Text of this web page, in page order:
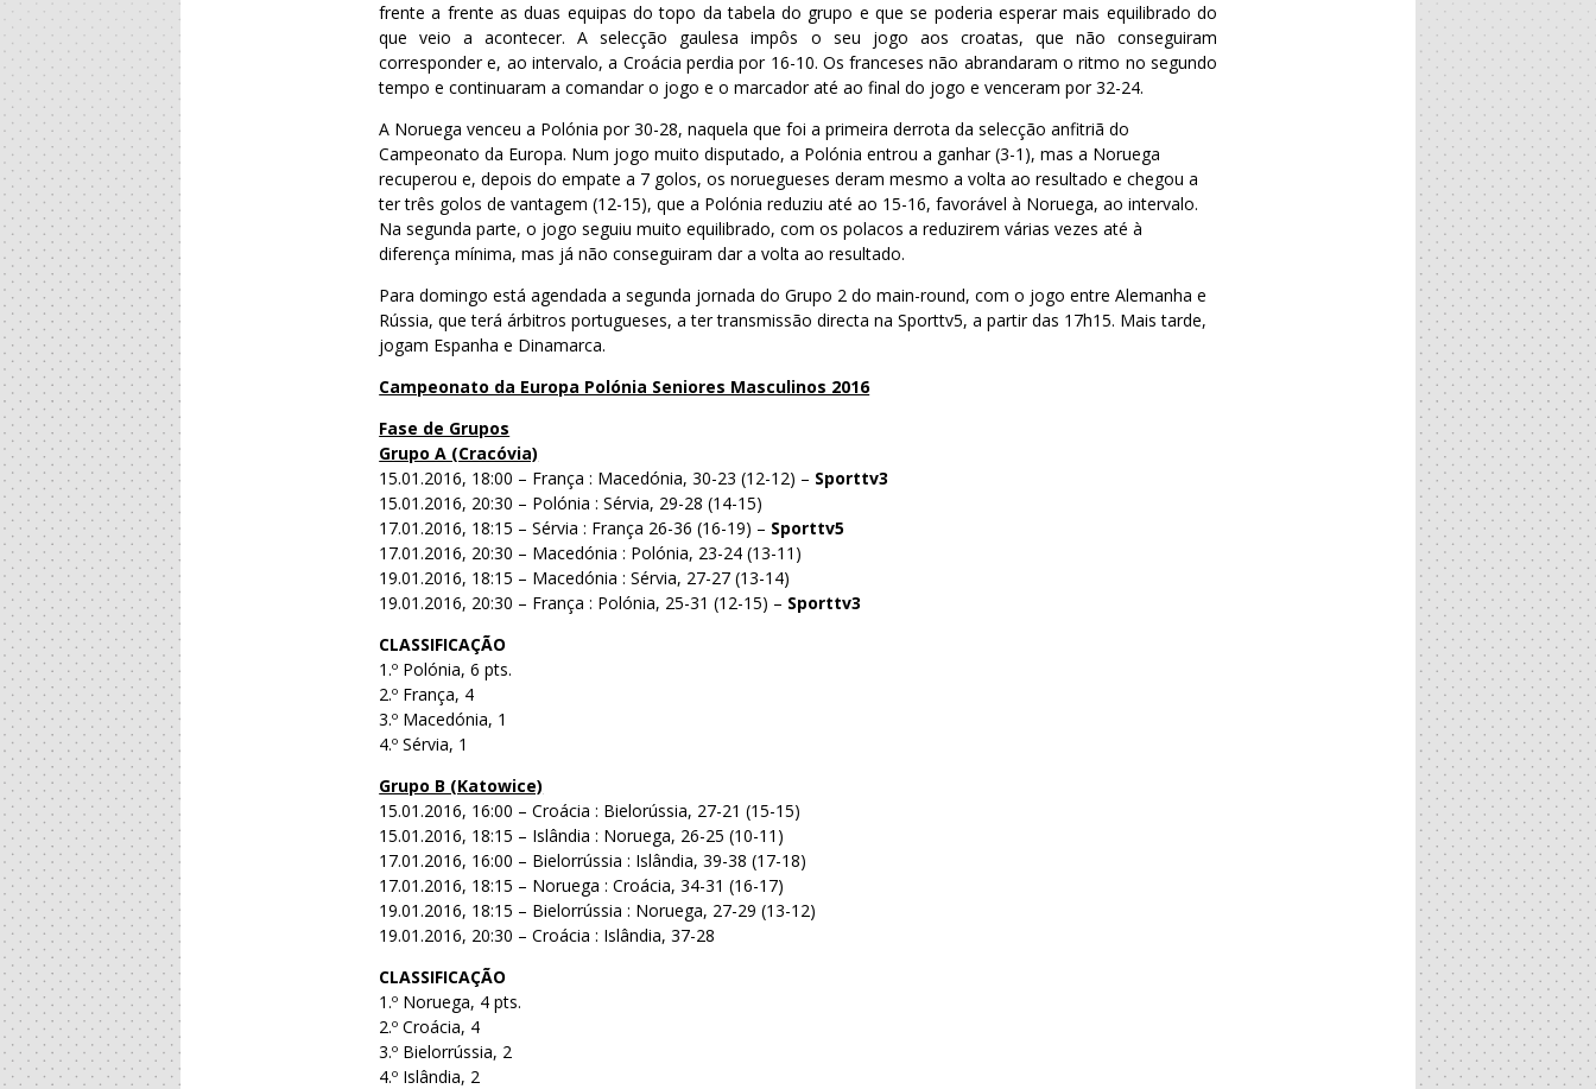
frente a frente as duas equipas do topo da tabela do grupo e que se poderia esperar mais equilibrado do
que veio a acontecer. A selecção gaulesa impôs o seu jogo aos croatas, que não conseguiram
corresponder e, ao intervalo, a Croácia perdia por 16-10. Os franceses não abrandaram o ritmo no segundo
tempo e continuaram a comandar o jogo e o marcador até ao final do jogo e venceram por 32-24.
A Noruega venceu a Polónia por 30-28, naquela que foi a primeira derrota da selecção anfitriã do
Campeonato da Europa. Num jogo muito disputado, a Polónia entrou a ganhar (3-1), mas a Noruega
recuperou e, depois do empate a 7 golos, os noruegueses deram mesmo a volta ao resultado e chegou a
ter três golos de vantagem (12-15), que a Polónia reduziu até ao 15-16, favorável à Noruega, ao intervalo.
Na segunda parte, o jogo seguiu muito equilibrado, com os polacos a reduzirem várias vezes até à
diferença mínima, mas já não conseguiram dar a volta ao resultado.
Para domingo está agendada a segunda jornada do Grupo 2 do main-round, com o jogo entre Alemanha e
Rússia, que terá árbitros portugueses, a ter transmissão directa na Sporttv5, a partir das 17h15. Mais tarde,
jogam Espanha e Dinamarca.
Campeonato da Europa Polónia Seniores Masculinos 2016
Fase de Grupos
Grupo A (Cracóvia)
15.01.2016, 18:00 – França : Macedónia, 30-23 (12-12) – Sporttv3
15.01.2016, 20:30 – Polónia : Sérvia, 29-28 (14-15)
17.01.2016, 18:15 – Sérvia : França 26-36 (16-19) – Sporttv5
17.01.2016, 20:30 – Macedónia : Polónia, 23-24 (13-11)
19.01.2016, 18:15 – Macedónia : Sérvia, 27-27 (13-14)
19.01.2016, 20:30 – França : Polónia, 25-31 (12-15) – Sporttv3
CLASSIFICAÇÃO
1.º Polónia, 6 pts.
2.º França, 4
3.º Macedónia, 1
4.º Sérvia, 1
Grupo B (Katowice)
15.01.2016, 16:00 – Croácia : Bielorússia, 27-21 (15-15)
15.01.2016, 18:15 – Islândia : Noruega, 26-25 (10-11)
17.01.2016, 16:00 – Bielorrússia : Islândia, 39-38 (17-18)
17.01.2016, 18:15 – Noruega : Croácia, 34-31 (16-17)
19.01.2016, 18:15 – Bielorrússia : Noruega, 27-29 (13-12)
19.01.2016, 20:30 – Croácia : Islândia, 37-28
CLASSIFICAÇÃO
1.º Noruega, 4 pts.
2.º Croácia, 4
3.º Bielorrússia, 2
4.º Islândia, 2